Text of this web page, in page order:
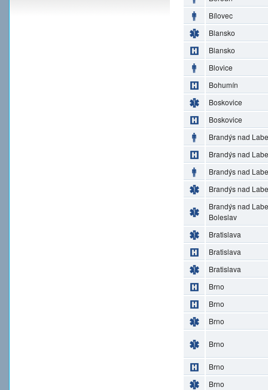
Bílovec
Blansko
Blansko
Blovice
Bohumín
Boskovice
Boskovice
Brandýs nad
Brandýs nad
Brandýs nad
Brandýs nad
Brandýs nad
Boleslav
Bratislava
Bratislava
Bratislava
Brno
Brno
Brno
Brno
Brno
Brno